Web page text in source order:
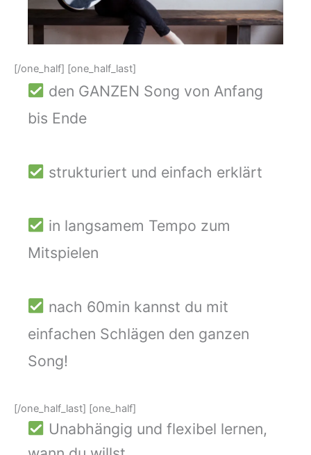
[/one_half] [one_half_last]
den GANZEN Song von Anfang
bis Ende
strukturiert und einfach erklärt
in langsamem Tempo zum
Mitspielen
nach 60min kannst du mit
einfachen Schlägen den ganzen
Song!
[/one_half_last] [one_half]
Unabhängig und flexibel lernen,